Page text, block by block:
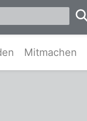
Mitmachen